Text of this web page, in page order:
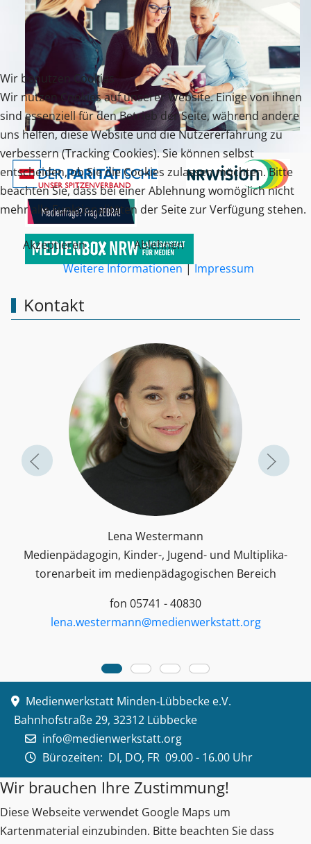
Kontakt
Lena Westermann
Medienpädagogin, Kinder-, Jugend- und Multiplika­
toren­arbeit im medienpädagogischen Bereich
fon 05741 - 40830
lena.westermann@medienwerkstatt.org
Medienwerkstatt Minden-Lübbecke e.V.
Bahnhofstraße 29, 32312 Lübbecke
info@medienwerkstatt.org
Bürozeiten: DI, DO, FR 09.00 - 16.00 Uhr
Wir brauchen Ihre Zustimmung!
Diese Webseite verwendet Google Maps um
Kartenmaterial einzubinden. Bitte beachten Sie dass
Wir benutzen Cookies
Wir nutzen Cookies auf unserer Website. Einige von ihnen
sind essenziell für den Betrieb der Seite, während andere
uns helfen, diese Website und die Nutzererfahrung zu
verbessern (Tracking Cookies). Sie können selbst
entscheiden, ob Sie die Cookies zulassen möchten. Bitte
beachten Sie, dass bei einer Ablehnung womöglich nicht
mehr alle Funktionalitäten der Seite zur Verfügung stehen.
Akzeptieren
Ablehnen
Weitere Informationen|Impressum